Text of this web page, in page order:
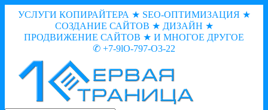
УСЛУГИ КОПИРАЙТЕРА ★ SEO-ОПТИМИЗАЦИЯ ★
СОЗДАНИЕ САЙТОВ ★ ДИЗАЙН ★
ПРОДВИЖЕНИЕ САЙТОВ ★ И МНОГОЕ ДРУГОЕ
✆ +7-9lO-797-O3-22